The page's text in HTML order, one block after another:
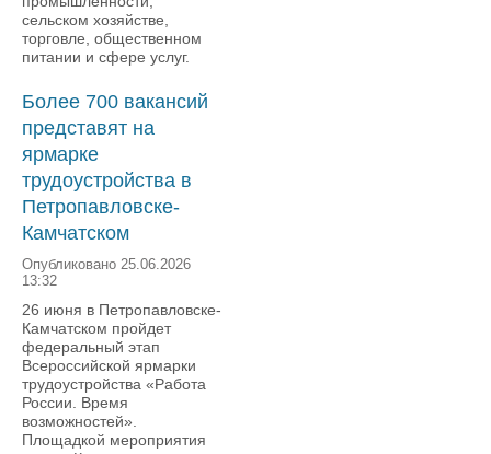
сельском хозяйстве,
торговле, общественном
питании и сфере услуг.
Более 700 вакансий
представят на
ярмарке
трудоустройства в
Петропавловске-
Камчатском
Опубликовано 25.06.2026
13:32
26 июня в Петропавловске-
Камчатском пройдет
федеральный этап
Всероссийской ярмарки
трудоустройства «Работа
России. Время
возможностей».
Площадкой мероприятия